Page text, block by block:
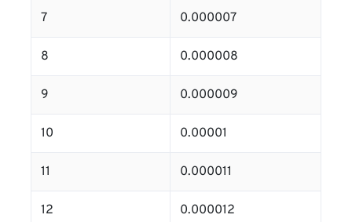
7 0.000007
8 0.000008
9 0.000009
10 0.00001
11 0.000011
12 0.000012